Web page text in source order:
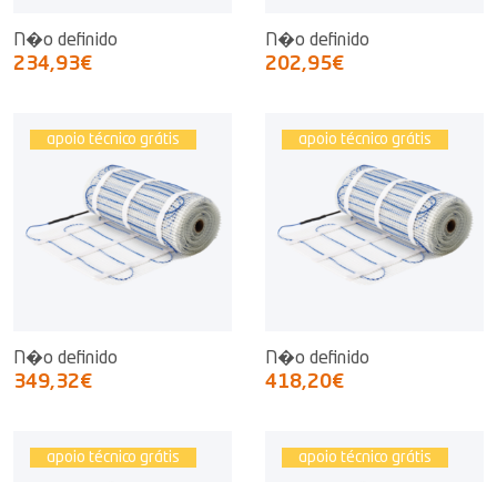
N�o definido
234,93€
N�o definido
202,95€
apoio técnico grátis
N�o definido
349,32€
apoio técnico grátis
N�o definido
418,20€
apoio técnico grátis apoio técnico grátis